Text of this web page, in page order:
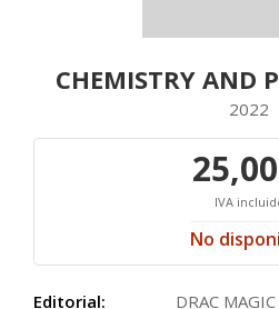
CHEMISTRY AND
2022
IVA
No
Editorial:
DRAC MAGIC